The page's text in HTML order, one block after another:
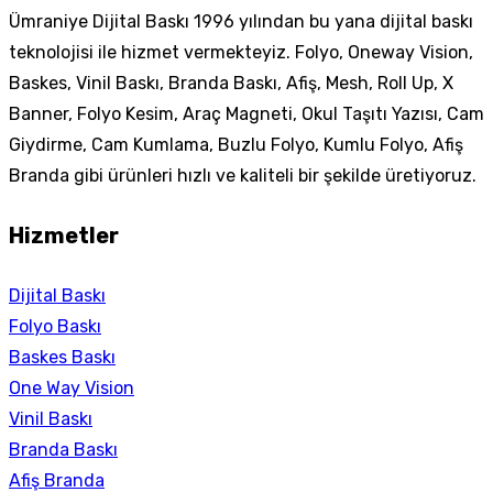
Ümraniye Dijital Baskı 1996 yılından bu yana dijital baskı
teknolojisi ile hizmet vermekteyiz. Folyo, Oneway Vision,
Baskes, Vinil Baskı, Branda Baskı, Afiş, Mesh, Roll Up, X
Banner, Folyo Kesim, Araç Magneti, Okul Taşıtı Yazısı, Cam
Giydirme, Cam Kumlama, Buzlu Folyo, Kumlu Folyo, Afiş
Branda gibi ürünleri hızlı ve kaliteli bir şekilde üretiyoruz.
Hizmetler
Dijital Baskı
Folyo Baskı
Baskes Baskı
One Way Vision
Vinil Baskı
Branda Baskı
Afiş Branda